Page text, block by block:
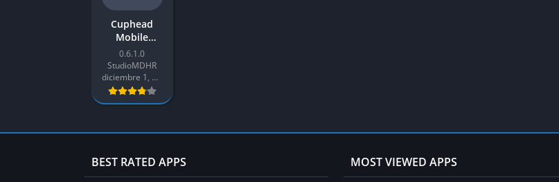
Cuphead
Mobile
Descargar
APK Versión
más
Reciente
v0.6.1 para
0.6.1.0
StudioMDHR
diciembre 1, 2022
BEST RATED APPS MOST VIEWED APPS